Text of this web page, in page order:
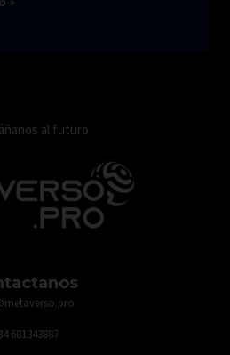
al futuro
681343887